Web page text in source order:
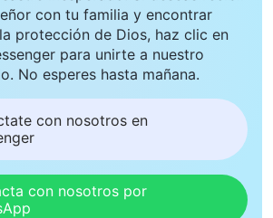
con tu familia y encontrar
protección de Dios, haz clic en
para unirte a nuestro
No esperes hasta mañana.
con nosotros en
con nosotros por